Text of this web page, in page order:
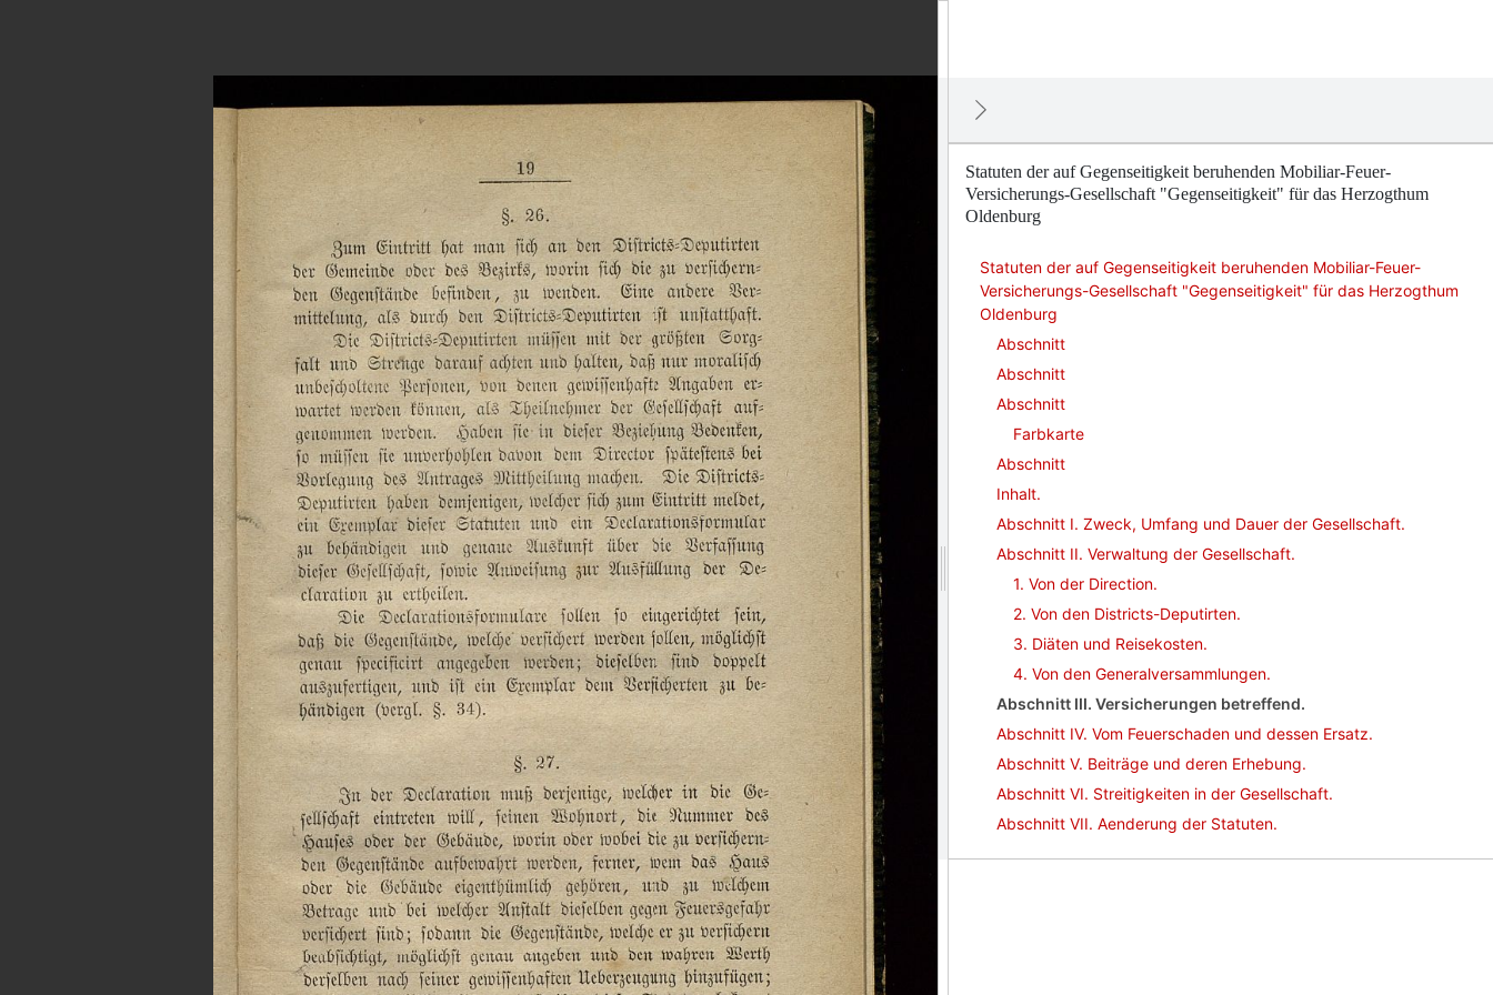
Statuten der auf Gegenseitigkeit beruhenden Mobiliar-Feuer-
Versicherungs-Gesellschaft "Gegenseitigkeit" für das Herzogthum
Oldenburg
Statuten der auf Gegenseitigkeit beruhenden Mobiliar-Feuer-
Versicherungs-Gesellschaft "Gegenseitigkeit" für das Herzogthum
Oldenburg
Abschnitt
Abschnitt
Abschnitt
Farbkarte
Abschnitt
Inhalt.
Abschnitt I. Zweck, Umfang und Dauer der Gesellschaft.
Abschnitt II. Verwaltung der Gesellschaft.
1. Von der Direction.
2. Von den Districts-Deputirten.
3. Diäten und Reisekosten.
4. Von den Generalversammlungen.
Abschnitt III. Versicherungen betreffend.
Abschnitt IV. Vom Feuerschaden und dessen Ersatz.
Abschnitt V. Beiträge und deren Erhebung.
Abschnitt VI. Streitigkeiten in der Gesellschaft.
Abschnitt VII. Aenderung der Statuten.